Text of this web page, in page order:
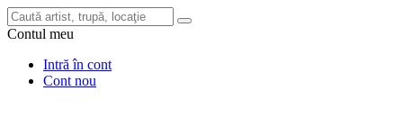
Contul meu
Intră în cont
Cont nou